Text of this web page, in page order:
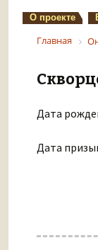
О проекте
Главная
Дата
Дата